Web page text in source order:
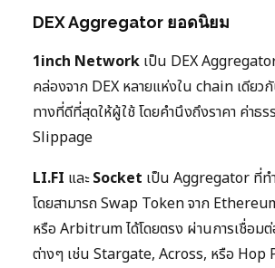
DEX Aggregator ยอดนิยม
1inch Network เป็น DEX
คล่องจาก DEX หลายแห่งใน chain เดียว
ทางที่ดีที่สุดให้ผู้ใช้ โดยคำนึงถึงราคา ค่าธ
Slippage
LI.FI และSocket เป็น Aggregator ที่ท
โดยสามารถ Swap Token จาก
หรือ Arbitrum ได้โดยตรง ผ่านการเชื่อม
ต่างๆ เช่น Stargate, Across, หรือ Hop